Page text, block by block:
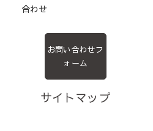
合わせ
お問い合わせフ
ォーム
サイトマップ